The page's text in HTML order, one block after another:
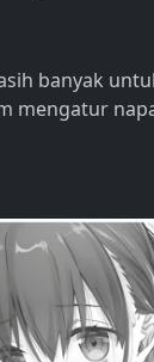
banyak
mengatur